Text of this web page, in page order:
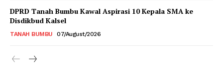
DPRD Tanah Bumbu Kawal Aspirasi 10 Kepala SMA ke
Disdikbud Kalsel
TANAH BUMBU 07/August/2026